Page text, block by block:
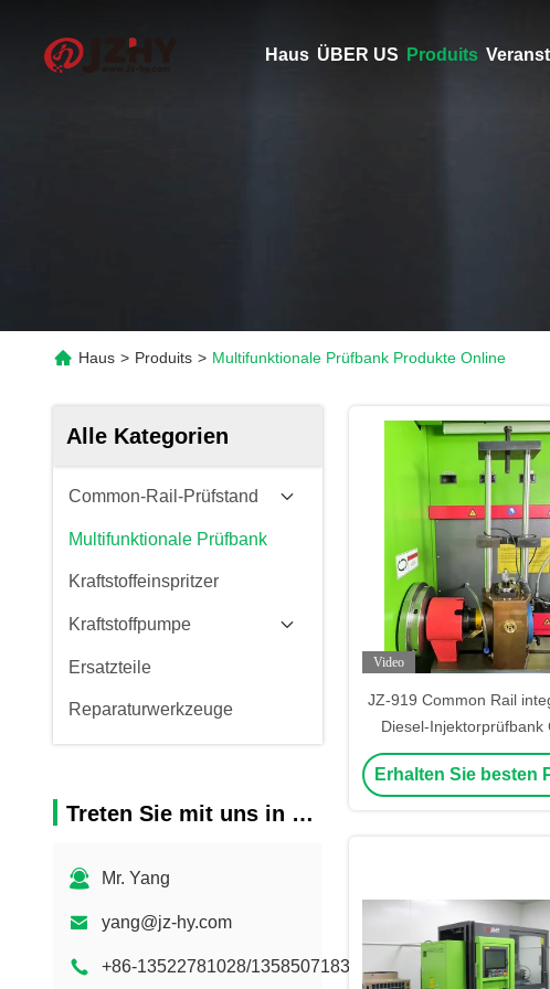
Haus ÜBER US Produits
Haus > Produits > Multifunktionale Prüfbank Produkte Online
Alle Kategorien
Common-Rail-Prüfstand
Multifunktionale Prüfbank
Kraftstoffeinspritzer
Kraftstoffpumpe
Ersatzteile
Reparaturwerkzeuge
Treten Sie mit uns in Verbindung
Mr. Yang
yang@jz-hy.com
+86-13522781028/13585071833
Video
JZ-919 Common Rail
Diesel-Injektorprüfbank
HEUI EUI EUP
Erhalten Sie besten